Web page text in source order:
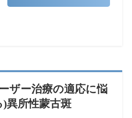
ザー治療の適応に悩
異所性蒙古斑